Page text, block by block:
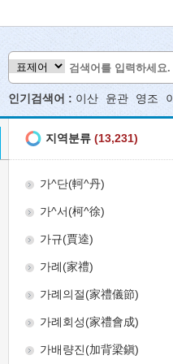
기검색어 : 이산 윤관 영조